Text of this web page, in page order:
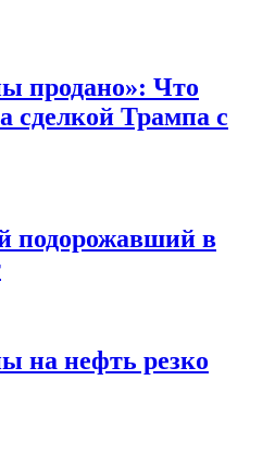
продано»: Что
сделкой Трампа с
подорожавший в
на нефть резко